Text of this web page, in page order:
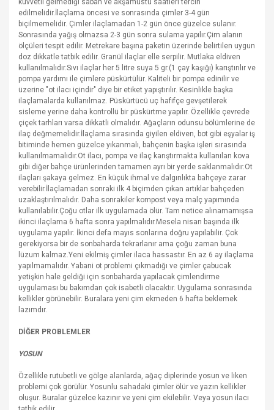
kuvvetli gelmediği sabah ve akşamüstü saatleri tercih
edilmelidir.İlaçlama öncesi ve sonrasında çimler 3-4 gün
biçilmemelidir. Çimler ilaçlamadan 1-2 gün önce güzelce sulanır.
Sonrasında yağış olmazsa 2-3 gün sonra sulama yapılır.Çim alanın
ölçüleri tespit edilir. Metrekare başına paketin üzerinde belirtilen uygun
doz dikkatle tatbik edilir. Granül ilaçlar elle serpilir. Mutlaka eldiven
kullanılmalıdır.Sıvı ilaçlar her 5 litre suya 5 gr.(1 çay kaşığı) karıştırılır ve
pompa yardımı ile çimlere püskürtülür. Kaliteli bir pompa edinilir ve
üzerine "ot ilacı içindir" diye bir etiket yapıştırılır. Kesinlikle başka
ilaçlamalarda kullanılmaz. Püskürtücü uç hafifçe gevşetilerek
sisleme yerine daha kontrollü bir püskürtme yapılır. Özellikle çevrede
çiçek tarhları varsa dikkatli olmalıdır. Ağaçların odunsu bölümlerine de
ilaç değmemelidir.İlaçlama sırasında giyilen eldiven, bot gibi eşyalar iş
bitiminde hemen güzelce yıkanmalı, bahçenin başka işleri sırasında
kullanılmamalıdır.Ot ilacı, pompa ve ilaç karıştırmakta kullanılan kova
gibi diğer bahçe ürünlerinden tamamen ayrı bir yerde saklanmalıdır.Ot
ilaçları şakaya gelmez. En küçük ihmal ve dalgınlıkta bahçeye zarar
verebilir.İlaçlamadan sonraki ilk 4 biçimden çıkan artıklar bahçeden
uzaklaştırılmalıdır. Daha sonrakiler kompost veya malç yapımında
kullanılabilir.Çoğu otlar ilk uygulamada ölür. Tam netice alınamamışsa
ikinci ilaçlama 6 hafta sonra yapılmalıdır.Mesela nisan başında ilk
uygulama yapılır. İkinci defa mayıs sonlarına doğru yapılabilir. Çok
gerekiyorsa bir de sonbaharda tekrarlanır ama çoğu zaman buna
lüzum kalmaz.Yeni ekilmiş çimler ilaca hassastır. En az 6 ay ilaçlama
yapılmamalıdır. Yabani ot problemi çıkmadığı ve çimler çabucak
yetişkin hale geldiği için sonbaharda yapılacak çimlendirme
uygulaması bu bakımdan çok isabetli olacaktır. Uygulama sonrasında
kellikler görünebilir. Buralara yeni çim ekmeden 6 hafta beklemek
lazımdır.
DİĞER PROBLEMLER
YOSUN
Özellikle rutubetli ve gölge alanlarda, ağaç diplerinde yosun ve liken
problemi çok görülür. Yosunlu sahadaki çimler ölür ve yazın kellikler
oluşur. Buralar güzelce kazınır ve yeni çim ekilebilir. Veya yosun ilacı